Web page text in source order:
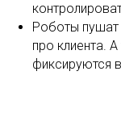
Роботы пушат
про клиента.
фиксируются